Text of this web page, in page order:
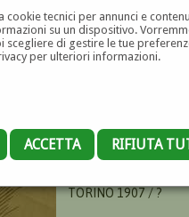
cookie tecnici per annunci e
su un dispositivo.
scegliere di gestire le tue
per ulteriori informazioni.
ACCETTA RIFIUTA
TORINO 1907 / ?